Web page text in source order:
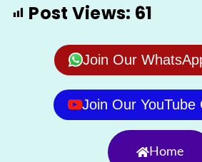
Post Views: 61
Join Our
Join Our YouTube
Home